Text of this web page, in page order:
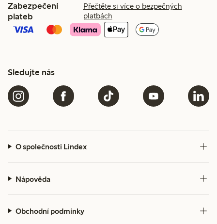
Zabezpečení
plateb
Přečtěte si více o bezpečných
platbách
Sledujte nás
O společnosti Lindex
Nápověda
Obchodní podmínky